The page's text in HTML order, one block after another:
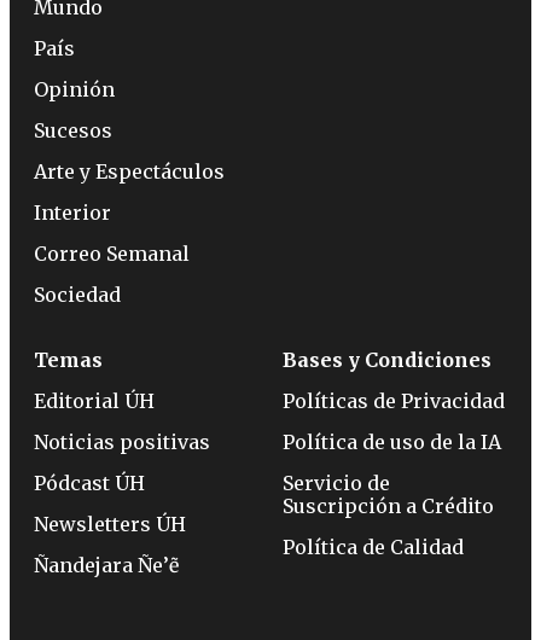
Mundo
País
Opinión
Sucesos
Arte y Espectáculos
Interior
Correo Semanal
Sociedad
Temas
Editorial ÚH
Noticias positivas
Pódcast ÚH
Newsletters ÚH
Ñandejara Ñe’ẽ
Bases y Condiciones
Políticas de Privacidad
Política de uso de la IA
Servicio de
Suscripción a Crédito
Política de Calidad